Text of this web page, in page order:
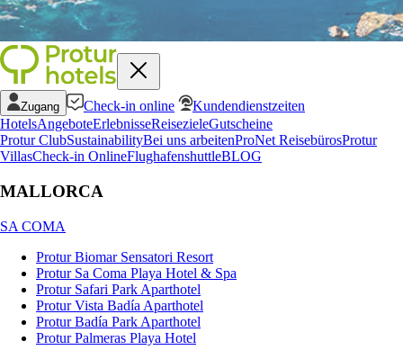
Zugang Check-in online
Kundendienstzeiten
HotelsAngeboteErlebnisseReisezieleGutscheine
Protur ClubSustainabilityBei uns arbeitenProNet ReisebürosProtur
VillasCheck-in OnlineFlughafenshuttleBLOG
MALLORCA
SA COMA
Protur Biomar Sensatori Resort
Protur Sa Coma Playa Hotel & Spa
Protur Safari Park Aparthotel
Protur Vista Badía Aparthotel
Protur Badía Park Aparthotel
Protur Palmeras Playa Hotel